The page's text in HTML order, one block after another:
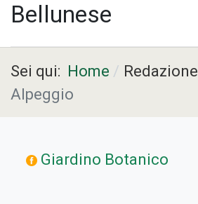
Bellunese
Sei qui: Home Redazione
Alpeggio
Giardino Botanico